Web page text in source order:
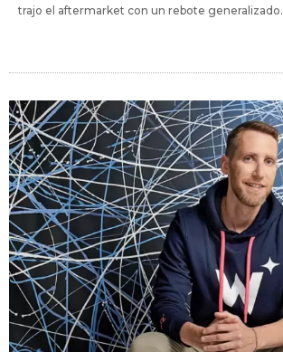
trajo el aftermarket con un rebote generalizado.